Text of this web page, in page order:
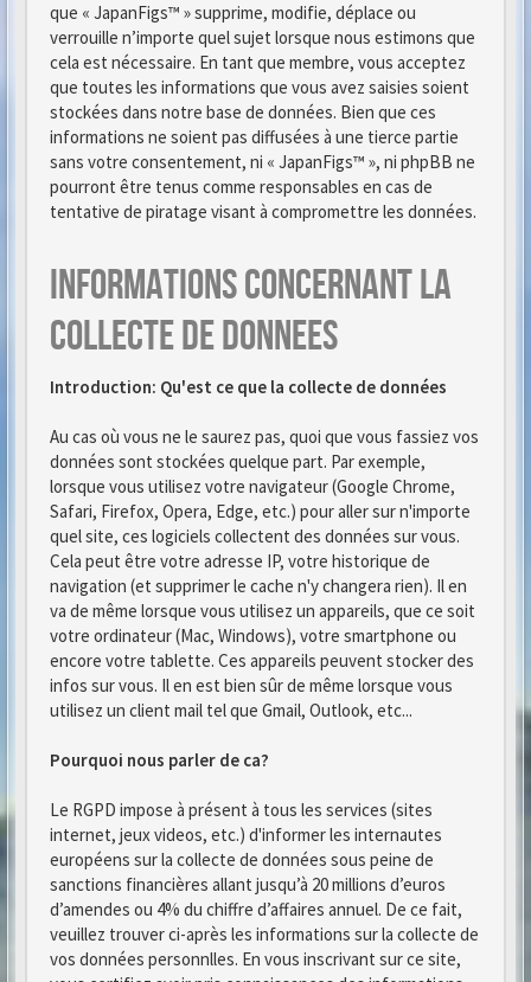
que « JapanFigs™ » supprime, modifie, déplace ou
verrouille n’importe quel sujet lorsque nous estimons que
cela est nécessaire. En tant que membre, vous acceptez
que toutes les informations que vous avez saisies soient
stockées dans notre base de données. Bien que ces
informations ne soient pas diffusées à une tierce partie
sans votre consentement, ni « JapanFigs™ », ni phpBB ne
pourront être tenus comme responsables en cas de
tentative de piratage visant à compromettre les données.
Informations concernant la
collecte de donnees
Introduction: Qu'est ce que la collecte de données
Au cas où vous ne le saurez pas, quoi que vous fassiez vos
données sont stockées quelque part. Par exemple,
lorsque vous utilisez votre navigateur (Google Chrome,
Safari, Firefox, Opera, Edge, etc.) pour aller sur n'importe
quel site, ces logiciels collectent des données sur vous.
Cela peut être votre adresse IP, votre historique de
navigation (et supprimer le cache n'y changera rien). Il en
va de même lorsque vous utilisez un appareils, que ce soit
votre ordinateur (Mac, Windows), votre smartphone ou
encore votre tablette. Ces appareils peuvent stocker des
infos sur vous. Il en est bien sûr de même lorsque vous
utilisez un client mail tel que Gmail, Outlook, etc...
Pourquoi nous parler de ca?
Le RGPD impose à présent à tous les services (sites
internet, jeux videos, etc.) d'informer les internautes
européens sur la collecte de données sous peine de
sanctions financières allant jusqu’à 20 millions d’euros
d’amendes ou 4% du chiffre d’affaires annuel. De ce fait,
veuillez trouver ci-après les informations sur la collecte de
vos données personnlles. En vous inscrivant sur ce site,